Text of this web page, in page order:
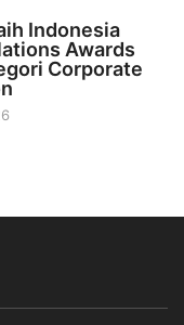
Indonesia
Awards
Corporate